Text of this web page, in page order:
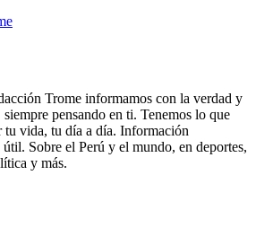
Trome informamos con la verdad y
pensando en ti. Tenemos lo que
tu vida, tu día a día. Información
Sobre el Perú y el mundo, en deportes,
y más.